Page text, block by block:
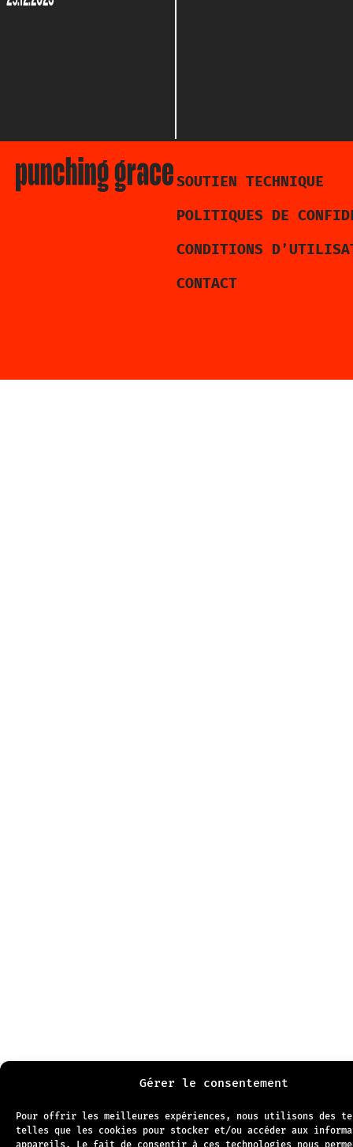
Gérer le consentement
Pour offrir les meilleures expériences, nous utilisons des
telles que les cookies pour stocker et/ou accéder aux
appareils. Le fait de consentir à ces technologies nous
SOUTIEN TECHNIQUE
POLITIQUES DE
CONDITIONS
CONTACT